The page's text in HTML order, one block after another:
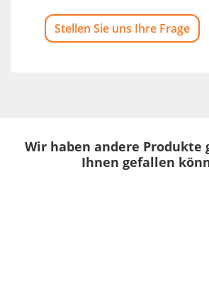
Stellen Sie uns Ihre Frage
Wir haben andere Produkte
Ihnen gefallen